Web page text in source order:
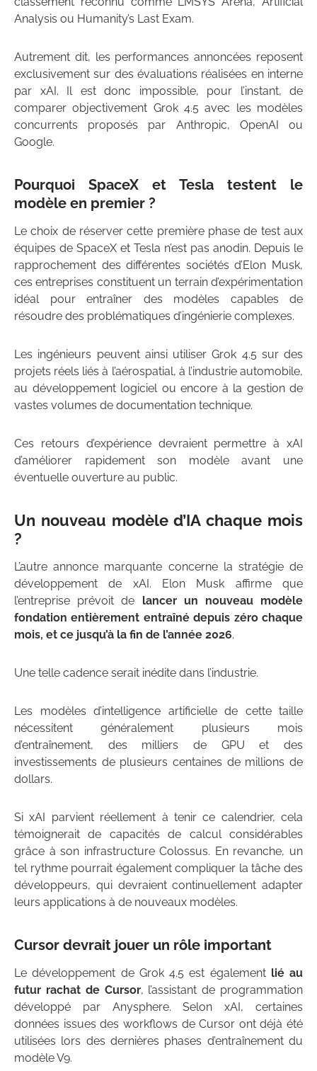
Analysis ou Humanity’s Last Exam.
Autrement dit, les performances annoncées reposent
exclusivement sur des évaluations réalisées en interne
par xAI. Il est donc impossible, pour l’instant, de
comparer objectivement Grok 4.5 avec les modèles
concurrents proposés par Anthropic, OpenAI ou
Google.
Pourquoi SpaceX et Tesla testent le
modèle en premier ?
Le choix de réserver cette première phase de test aux
équipes de SpaceX et Tesla n’est pas anodin. Depuis le
rapprochement des différentes sociétés d’Elon Musk,
ces entreprises constituent un terrain d’expérimentation
idéal pour entraîner des modèles capables de
résoudre des problématiques d’ingénierie complexes.
Les ingénieurs peuvent ainsi utiliser Grok 4.5 sur des
projets réels liés à l’aérospatial, à l’industrie automobile,
au développement logiciel ou encore à la gestion de
vastes volumes de documentation technique.
Ces retours d’expérience devraient permettre à xAI
d’améliorer rapidement son modèle avant une
éventuelle ouverture au public.
Un nouveau modèle d’IA chaque mois
?
L’autre annonce marquante concerne la stratégie de
développement de xAI. Elon Musk affirme que
l’entreprise prévoit de lancer un nouveau modèle
fondation entièrement entraîné depuis zéro chaque
mois, et ce jusqu’à la fin de l’année 2026.
Une telle cadence serait inédite dans l’industrie.
Les modèles d’intelligence artificielle de cette taille
nécessitent généralement plusieurs mois
d’entraînement, des milliers de GPU et des
investissements de plusieurs centaines de millions de
dollars.
Si xAI parvient réellement à tenir ce calendrier, cela
témoignerait de capacités de calcul considérables
grâce à son infrastructure Colossus. En revanche, un
tel rythme pourrait également compliquer la tâche des
développeurs, qui devraient continuellement adapter
leurs applications à de nouveaux modèles.
Cursor devrait jouer un rôle important
Le développement de Grok 4.5 est également lié au
futur rachat de Cursor, l’assistant de programmation
développé par Anysphere. Selon xAI, certaines
données issues des workflows de Cursor ont déjà été
utilisées lors des dernières phases d’entraînement du
modèle V9.